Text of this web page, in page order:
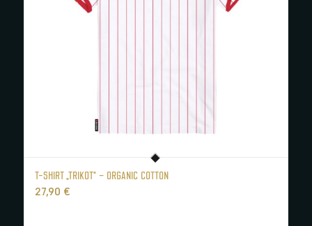
T-SHIRT „TRIKOT“ – ORGANIC COTTON
27,90 €